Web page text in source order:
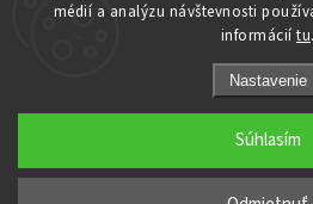
médií a analýzu návštevnosti
informácií tu.
Nastavenie
Súhlasím
Upraviť nastavenie